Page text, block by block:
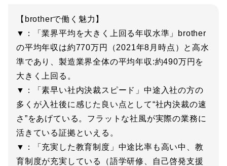
【brotherで働く魅力】
▼：「業界平均を大きく上回る年収水準」brother
の平均年収は約770万円（2021年8月時点）と高水
準であり、製造業界全体の平均年収:約490万円を
大きく上回る。
▼：「素早い社内決裁スピード」中途入社の方の
多くが入社後に感じた良い点として“社内決裁の速
さ”をあげている。フラットな社風が実際の業務に
活きている証拠といえる。
▼：「充実した教育制度」中途比率も高い中、教
育制度が充実している（語学研修、自己啓発支援